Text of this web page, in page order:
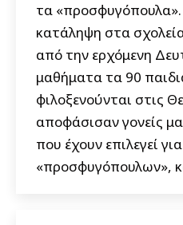
τα «προσφυγόπουλα».
κατάληψη στα
από την ερχόμενη
μαθήματα τα 90
φιλοξενούνται στις
αποφάσισαν γονείς
που έχουν επιλεγεί
«προσφυγόπουλων»,